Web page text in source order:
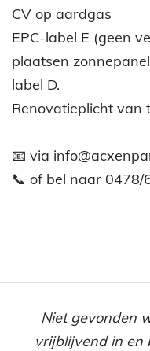
CV op aardgas
EPC-label E (geen
plaatsen
label D.
Renovatieplicht van
📧 via
📞 of bel naar 0478/
Niet gevonden
vrijblijvend in en